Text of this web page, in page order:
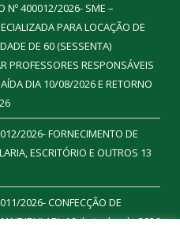
Nº 400012/2026- SME –
PARA LOCAÇÃO DE
DE 60 (SESSENTA)
PROFESSORES RESPONSÁVEIS
DIA 10/08/2026 E RETORNO
2026- FORNECIMENTO DE
ESCRITÓRIO E OUTROS 13
2026- CONFECÇÃO DE
16 de junho de 2026